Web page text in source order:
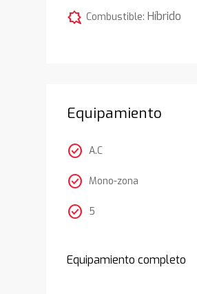
comic_bubble Combustible:Híbrido
Equipamiento
check_circle A.C
check_circle Mono-zona
check_circle 5
Equipamiento completo